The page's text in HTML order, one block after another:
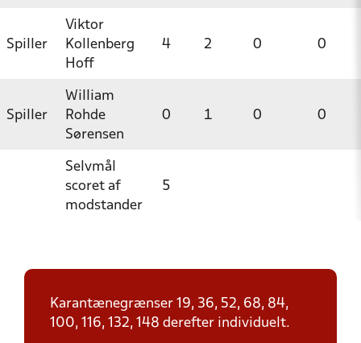
Spiller
Viktor
Kollenberg
Hoff
4 2 0 0
Spiller
William
Rohde
Sørensen
0 1 0 0
Selvmål
scoret af
modstander
5
Karantænegrænser 19, 36, 52, 68, 84,
100, 116, 132, 148 derefter individuelt.